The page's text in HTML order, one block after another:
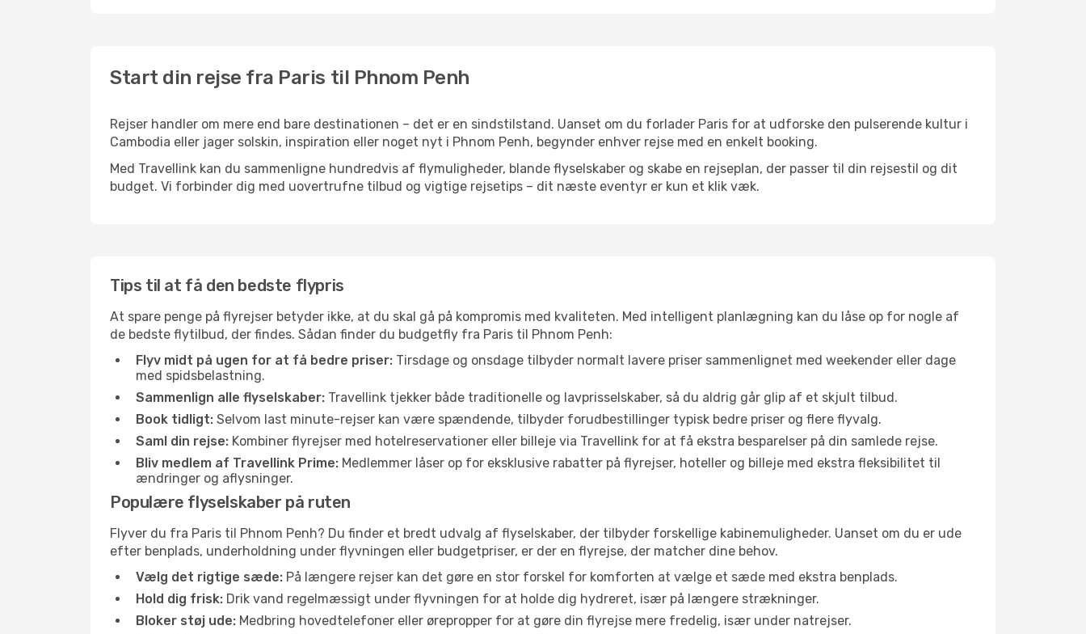
Start din rejse fra Paris til Phnom Penh
Rejser handler om mere end bare destinationen – det er en sindstilstand. Uanset om du forlader Paris for at udforske den pulserende kultur i
Cambodia eller jager solskin, inspiration eller noget nyt i Phnom Penh, begynder enhver rejse med en enkelt booking.
Med Travellink kan du sammenligne hundredvis af flymuligheder, blande flyselskaber og skabe en rejseplan, der passer til din rejsestil og dit
budget. Vi forbinder dig med uovertrufne tilbud og vigtige rejsetips – dit næste eventyr er kun et klik væk.
Tips til at få den bedste flypris
At spare penge på flyrejser betyder ikke, at du skal gå på kompromis med kvaliteten. Med intelligent planlægning kan du låse op for nogle af
de bedste flytilbud, der findes. Sådan finder du budgetfly fra Paris til Phnom Penh:
Flyv midt på ugen for at få bedre priser: Tirsdage og onsdage tilbyder normalt lavere priser sammenlignet med weekender eller dage
med spidsbelastning.
Sammenlign alle flyselskaber: Travellink tjekker både traditionelle og lavprisselskaber, så du aldrig går glip af et skjult tilbud.
Book tidligt: Selvom last minute-rejser kan være spændende, tilbyder forudbestillinger typisk bedre priser og flere flyvalg.
Saml din rejse: Kombiner flyrejser med hotelreservationer eller billeje via Travellink for at få ekstra besparelser på din samlede rejse.
Bliv medlem af Travellink Prime: Medlemmer låser op for eksklusive rabatter på flyrejser, hoteller og billeje med ekstra fleksibilitet til
ændringer og aflysninger.
Populære flyselskaber på ruten
Flyver du fra Paris til Phnom Penh? Du finder et bredt udvalg af flyselskaber, der tilbyder forskellige kabinemuligheder. Uanset om du er ude
efter benplads, underholdning under flyvningen eller budgetpriser, er der en flyrejse, der matcher dine behov.
Vælg det rigtige sæde: På længere rejser kan det gøre en stor forskel for komforten at vælge et sæde med ekstra benplads.
Hold dig frisk: Drik vand regelmæssigt under flyvningen for at holde dig hydreret, især på længere strækninger.
Bloker støj ude: Medbring hovedtelefoner eller ørepropper for at gøre din flyrejse mere fredelig, især under natrejser.